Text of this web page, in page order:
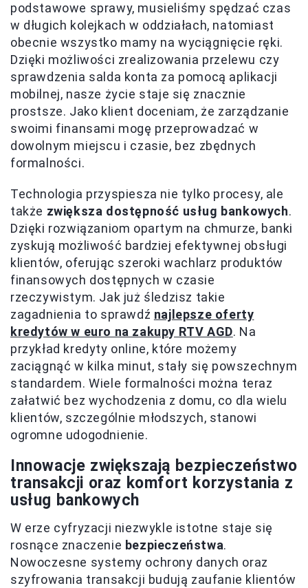
podstawowe sprawy, musieliśmy spędzać czas
w długich kolejkach w oddziałach, natomiast
obecnie wszystko mamy na wyciągnięcie ręki.
Dzięki możliwości zrealizowania przelewu czy
sprawdzenia salda konta za pomocą aplikacji
mobilnej, nasze życie staje się znacznie
prostsze. Jako klient doceniam, że zarządzanie
swoimi finansami mogę przeprowadzać w
dowolnym miejscu i czasie, bez zbędnych
formalności.
Technologia przyspiesza nie tylko procesy, ale
także zwiększa dostępność usług bankowych.
Dzięki rozwiązaniom opartym na chmurze, banki
zyskują możliwość bardziej efektywnej obsługi
klientów, oferując szeroki wachlarz produktów
finansowych dostępnych w czasie
rzeczywistym. Jak już śledzisz takie
zagadnienia to sprawdź najlepsze oferty
kredytów w euro na zakupy RTV AGD. Na
przykład kredyty online, które możemy
zaciągnąć w kilka minut, stały się powszechnym
standardem. Wiele formalności można teraz
załatwić bez wychodzenia z domu, co dla wielu
klientów, szczególnie młodszych, stanowi
ogromne udogodnienie.
Innowacje zwiększają bezpieczeństwo
transakcji oraz komfort korzystania z
usług bankowych
W erze cyfryzacji niezwykle istotne staje się
rosnące znaczenie bezpieczeństwa.
Nowoczesne systemy ochrony danych oraz
szyfrowania transakcji budują zaufanie klientów